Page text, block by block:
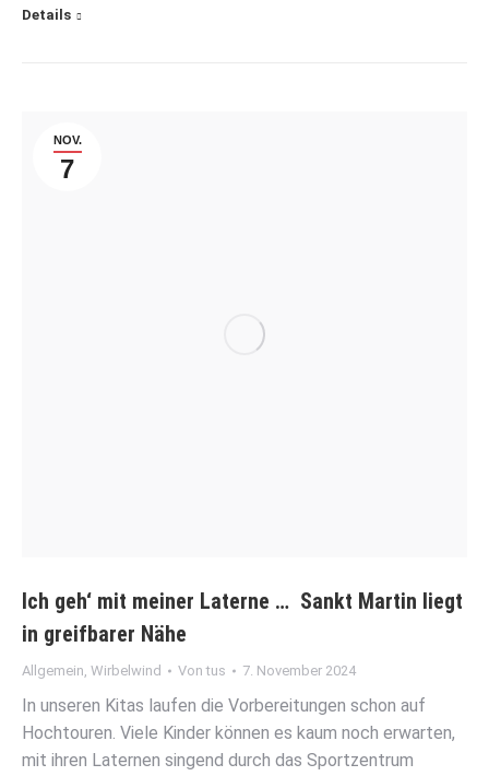
Details
NOV.
7
Ich geh‘ mit meiner Laterne … Sankt Martin liegt
in greifbarer Nähe
Allgemein, Wirbelwind Vontus 7. November 2024
In unseren Kitas laufen die Vorbereitungen schon auf
Hochtouren. Viele Kinder können es kaum noch erwarten,
mit ihren Laternen singend durch das Sportzentrum